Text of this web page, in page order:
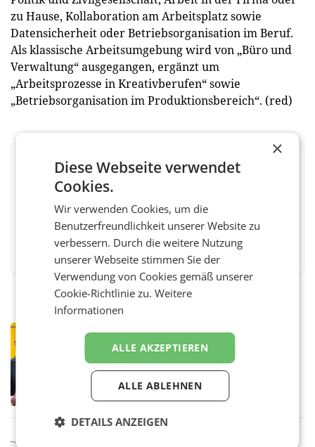
zu Hause, Kollaboration am Arbeitsplatz sowie
Datensicherheit oder Betriebsorganisation im Beruf.
Als klassische Arbeitsumgebung wird von „Büro und
Verwaltung“ ausgegangen, ergänzt um
„Arbeitsprozesse in Kreativberufen“ sowie
„Betriebsorganisation im Produktionsbereich“. (red)
BEWERTEN SIE DIESEN ARTIKEL
Facebook MessengerWhatsAppLinkedInXING Teilen
Österreichische Post: Umsatzplus im
ersten Halbjahr trotz schwachem
WIEN Die Österreichische Post AG hat im
ersten Halbjahr 2026 einen Konzernumsatz
von 1.544,0 Mio. EUR erwirtschaftet, was
einem Plus von 3,8 Prozent gegenüber dem
Vergleichszeitraum
×
Diese Webseite verwendet
Cookies.
Wir verwenden Cookies, um die
Benutzerfreundlichkeit unserer Website zu
verbessern. Durch die weitere Nutzung
unserer Webseite stimmen Sie der
Verwendung von Cookies gemäß unserer
Cookie-Richtlinie zu.Weitere
Informationen
ALLE AKZEPTIEREN
ALLE ABLEHNEN
DETAILS ANZEIGEN